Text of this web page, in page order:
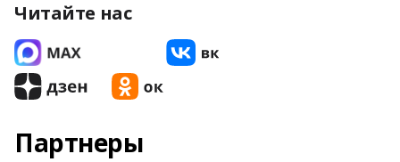
Читайте нас
Партнеры